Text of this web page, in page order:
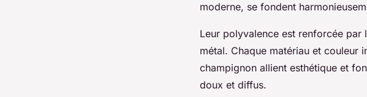
moderne, se fondent
Leur polyvalence est renforcée
métal. Chaque matériau et couleur
champignon allient esthétique et
doux et diffus.